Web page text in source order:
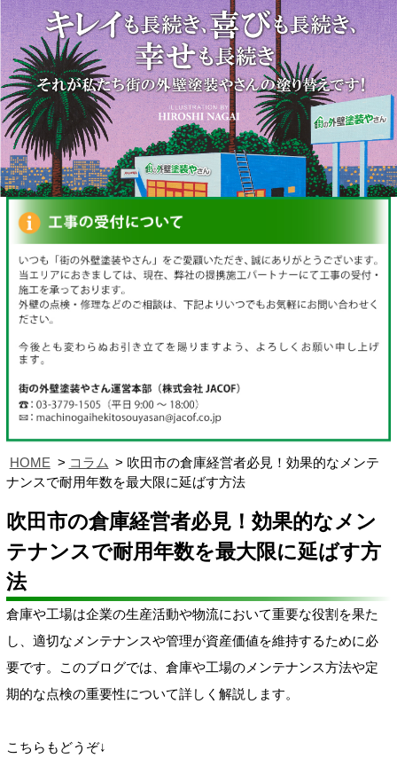
HOME コラム
吹田市の倉庫経営者必見！効果的なメンテ
ナンスで耐用年数を最大限に延ばす方法
吹田市の倉庫経営者必見！効果的なメン
テナンスで耐用年数を最大限に延ばす方
法
倉庫や工場は企業の生産活動や物流において重要な役割を果た
し、適切なメンテナンスや管理が資産価値を維持するために必
要です。このブログでは、倉庫や工場のメンテナンス方法や定
期的な点検の重要性について詳しく解説します。
こちらもどうぞ↓